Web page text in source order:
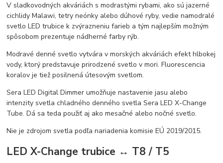
V sladkovodných akváriách s modrastými rybami, ako sú jazerné
cichlidy Malawi, tetry neónky alebo dúhové ryby, vedie namodralé
svetlo LED trubice k zvýrazneniu farieb a tým najlepším možným
spôsobom prezentuje nádherné farby rýb.
Modravé denné svetlo vytvára v morských akváriách efekt hlbokej
vody, ktorý predstavuje prirodzené svetlo v mori. Fluorescencia
koralov je tiež posilnená útesovým svetlom.
Sera LED Digital Dimmer umožňuje nastavenie jasu alebo
intenzity svetla chladného denného svetla Sera LED X-Change
Tube. Dá sa teda použiť aj ako mesačné alebo nočné svetlo.
Nie je zdrojom svetla podľa nariadenia komisie EÚ 2019/2015.
LED X-Change trubice ↔ T8 / T5